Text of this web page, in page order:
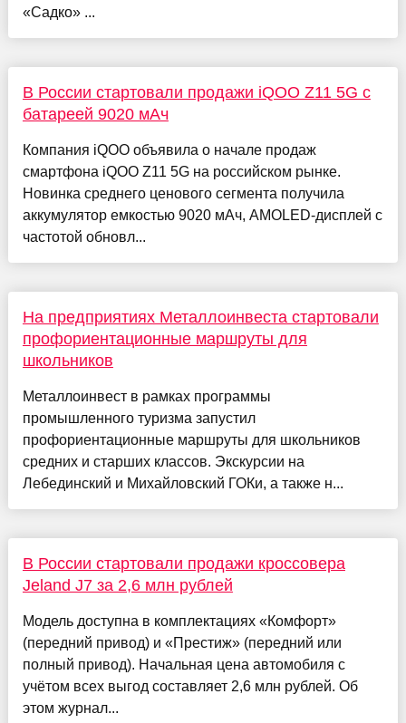
«Садко» ...
В России стартовали продажи iQOO Z11 5G с
батареей 9020 мАч
Компания iQOO объявила о начале продаж
смартфона iQOO Z11 5G на российском рынке.
Новинка среднего ценового сегмента получила
аккумулятор емкостью 9020 мАч, AMOLED-дисплей с
частотой обновл...
На предприятиях Металлоинвеста стартовали
профориентационные маршруты для
школьников
Металлоинвест в рамках программы
промышленного туризма запустил
профориентационные маршруты для школьников
средних и старших классов. Экскурсии на
Лебединский и Михайловский ГОКи, а также н...
В России стартовали продажи кроссовера
Jeland J7 за 2,6 млн рублей
Модель доступна в комплектациях «Комфорт»
(передний привод) и «Престиж» (передний или
полный привод). Начальная цена автомобиля с
учётом всех выгод составляет 2,6 млн рублей. Об
этом журнал...